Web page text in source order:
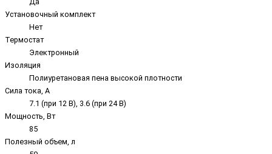
Установочный комплект
Нет
Термостат
Электронный
Изоляция
Полиуретановая пена высокой плотности
Сила тока, А
7.1 (при 12 В), 3.6 (при 24 В)
Мощность, Вт
85
Полезный объем, л